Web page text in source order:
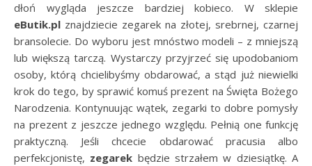
dłoń wygląda jeszcze bardziej kobieco. W sklepie
eButik.pl znajdziecie zegarek na złotej, srebrnej, czarnej
bransolecie. Do wyboru jest mnóstwo modeli – z mniejszą
lub większą tarczą. Wystarczy przyjrzeć się upodobaniom
osoby, którą chcielibyśmy obdarować, a stąd już niewielki
krok do tego, by sprawić komuś prezent na Święta Bożego
Narodzenia. Kontynuując wątek, zegarki to dobre pomysły
na prezent z jeszcze jednego względu. Pełnią one funkcję
praktyczną. Jeśli chcecie obdarować pracusia albo
perfekcjonistę, zegarek będzie strzałem w dziesiątkę. A